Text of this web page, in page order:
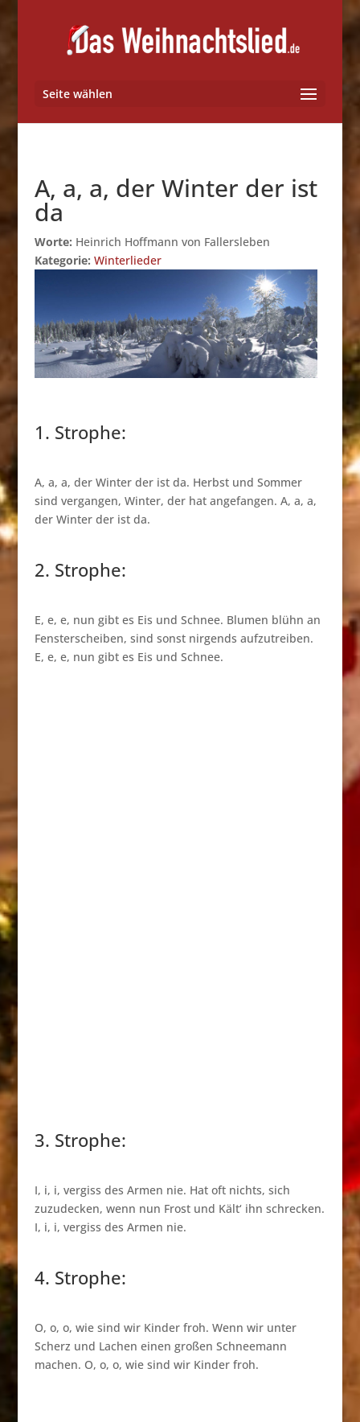
Seite wählen
A, a, a, der Winter der ist
da
Worte: Heinrich Hoffmann von Fallersleben
Kategorie: Winterlieder
1. Strophe:
A, a, a, der Winter der ist da. Herbst und Sommer
sind vergangen, Winter, der hat angefangen. A, a, a,
der Winter der ist da.
2. Strophe:
E, e, e, nun gibt es Eis und Schnee. Blumen blühn an
Fensterscheiben, sind sonst nirgends aufzutreiben.
E, e, e, nun gibt es Eis und Schnee.
3. Strophe:
I, i, i, vergiss des Armen nie. Hat oft nichts, sich
zuzudecken, wenn nun Frost und Kält‘ ihn schrecken.
I, i, i, vergiss des Armen nie.
4. Strophe:
O, o, o, wie sind wir Kinder froh. Wenn wir unter
Scherz und Lachen einen großen Schneemann
machen. O, o, o, wie sind wir Kinder froh.